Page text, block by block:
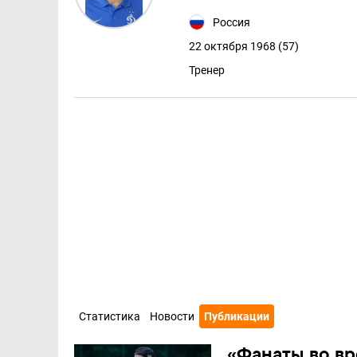
Россия
22 октября 1968 (57)
Тренер
Статистика Новости Публикации